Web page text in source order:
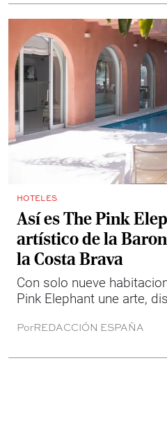
y el arte dialogan frente al
HOTELES
Así es The Pink
artístico de la
la Costa Brava
Con solo nueve
Pink Elephant une arte,
PorREDACCIÓN ESPAÑA